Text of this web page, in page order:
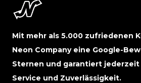
Mit mehr als 5.000 zufriedenen
Neon Company eine Google-
Sternen und garantiert
Service und Zuverlässigkeit.